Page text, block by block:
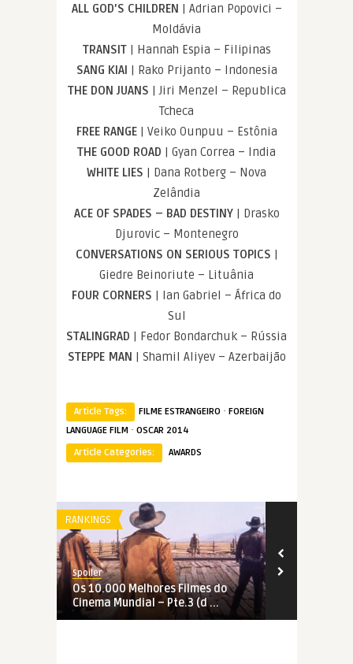
ALL GOD’S CHILDREN | Adrian Popovici –
Moldávia
TRANSIT| Hannah Espia – Filipinas
SANG KIAI | Rako Prijanto – Indonesia
THE DON JUANS | Jiri Menzel – Republica
Tcheca
FREE RANGE| Veiko Ounpuu – Estônia
THE GOOD ROAD | Gyan Correa – India
WHITE LIES | Dana Rotberg – Nova
Zelândia
ACE OF SPADES – BAD DESTINY| Drasko
Djurovic – Montenegro
CONVERSATIONS ON SERIOUS TOPICS |
Giedre Beinoriute – Lituânia
FOUR CORNERS | Ian Gabriel – África do
Sul
STALINGRAD | Fedor Bondarchuk – Rússia
STEPPE MAN | Shamil Aliyev – Azerbaijão
Article Tags: FILME ESTRANGEIRO · FOREIGN
LANGUAGE FILM · OSCAR 2014
Article Categories:
AWARDS
RANKINGS
Spoiler
Os 10.000 Melhores Filmes do
Cinema Mundial – Pte.3 (d ...